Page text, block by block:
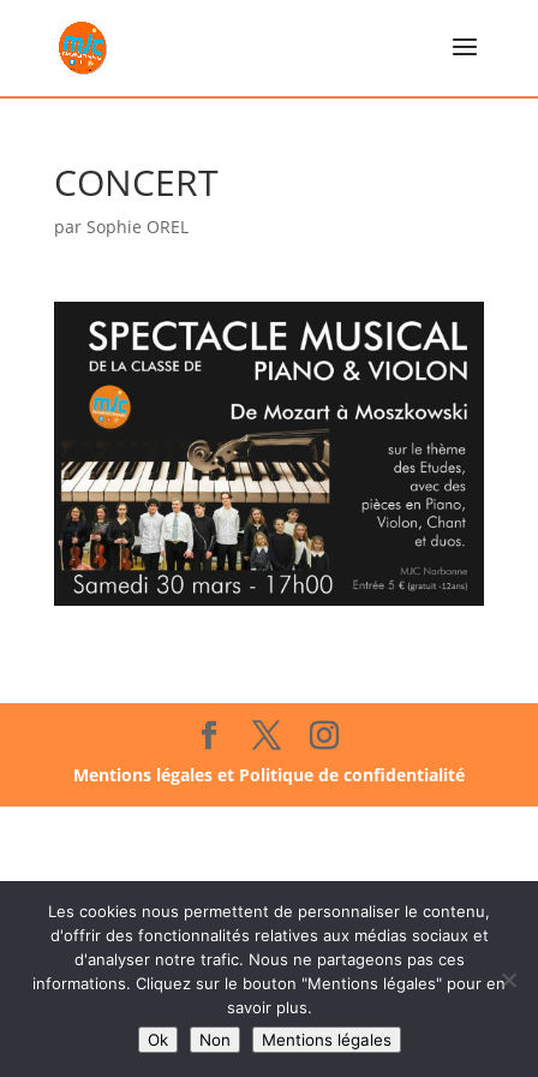
CONCERT
par Sophie OREL
Mentions légales et Politique de confidentialité
Les cookies nous permettent de personnaliser le contenu,
d'offrir des fonctionnalités relatives aux médias sociaux et
d'analyser notre trafic. Nous ne partageons pas ces
informations. Cliquez sur le bouton "Mentions légales" pour en
savoir plus.
Ok
Non Mentions légales